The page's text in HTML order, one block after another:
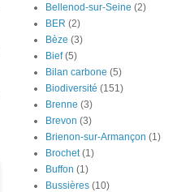
Bellenod-sur-Seine (2)
BER (2)
Bèze (3)
Bief (5)
Bilan carbone (5)
Biodiversité (151)
Brenne (3)
Brevon (3)
Brienon-sur-Armançon (1)
Brochet (1)
Buffon (1)
Bussières (10)